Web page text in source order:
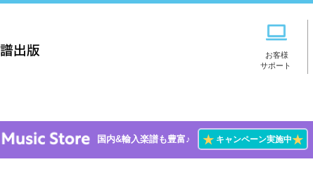
お客様
サポート
国内&輸入楽譜も豊富♪ ★キャンペーン実施中★